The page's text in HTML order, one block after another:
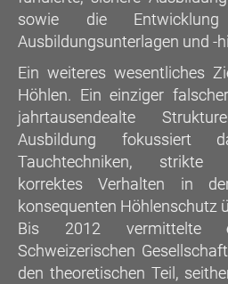
sowie die
Ausbildungsunterlagen und -
Ein weiteres wesentliches
Höhlen. Ein einziger
jahrtausendealte
Ausbildung fokussiert
Tauchtechniken, strikte
korrektes Verhalten in
konsequenten Höhlenschutz
Bis 2012 vermittelte
Schweizerischen
den theoretischen Teil,